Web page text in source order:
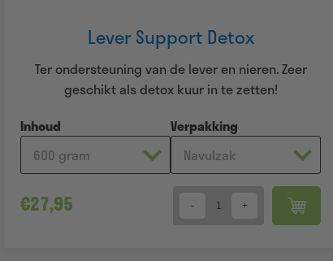
Lever Support Detox
Ter ondersteuning van de lever en nieren. Zeer
geschikt als detox kuur in te zetten!
Inhoud
Verpakking
€27,95 Quantity